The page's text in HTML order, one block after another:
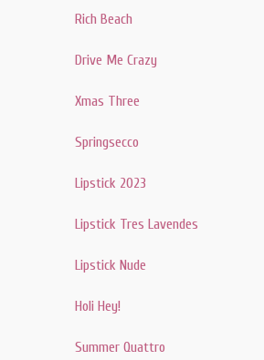
Rich Beach
Drive Me Crazy
Xmas Three
Springsecco
Lipstick 2023
Lipstick Tres Lavendes
Lipstick Nude
Holi Hey!
Summer Quattro